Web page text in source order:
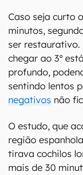
Caso seja curto
minutos,
ser restaurativo.
chegar ao 3º
profundo,
sentindo lentos
negativos não
O estudo, que
região
tirava cochilos
mais de 30